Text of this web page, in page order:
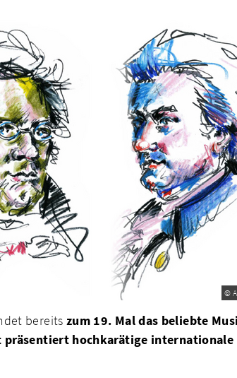
©
bereits zum 19. Mal das beliebte
hochkarätige